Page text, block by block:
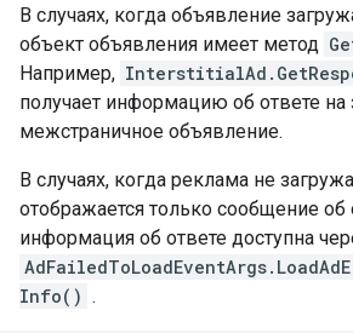
В случаях, когда объявление
объект объявления имеет метод
Например,
получает информацию об ответе на
межстраничное объявление.
В случаях, когда реклама не
отображается только сообщение
информация об ответе доступна
Info() .